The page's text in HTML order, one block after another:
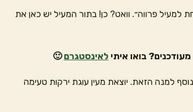
פרווה״. וואט? כן! בתור המעיל יש כאן את
בואו איתי לאינסטגרם🙂
למנה הזאת. יוצאת מעין עוגת ירקות טעימה